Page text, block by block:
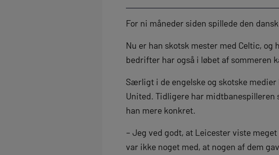
For ni måneder siden spillede den
Nu er han skotsk mester med Celtic,
bedrifter har også i løbet af sommeren
Særligt i de engelske og skotske
United. Tidligere har midtbanespilleren
han mere konkret.
– Jeg ved godt, at Leicester viste
var ikke noget med, at nogen af dem